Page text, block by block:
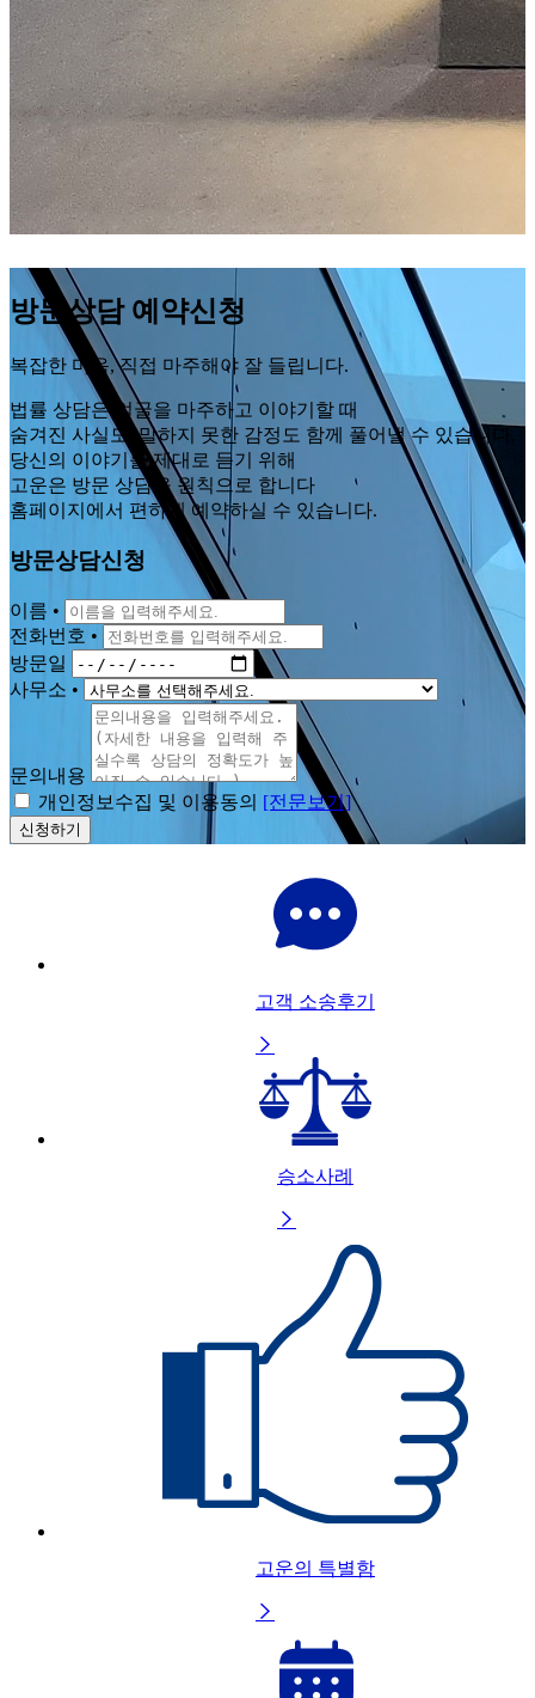
방문상담 예약신청
복잡한 마음, 직접 마주해야 잘 들립니다.
법률 상담은 얼굴을 마주하고 이야기할 때
숨겨진 사실도, 말하지 못한 감정도 함께 풀어낼 수 있습니다.
당신의 이야기를 제대로 듣기 위해
고운은 방문 상담을 원칙으로 합니다
홈페이지에서 편하게 예약하실 수 있습니다.
방문상담신청
이름 •
전화번호 •
방문일
사무소 •
문의내용
개인정보수집 및 이용동의 [전문보기]
신청하기
고객 소송후기

승소사례

고운의 특별함
